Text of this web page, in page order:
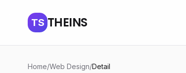
TS THEINS
Home/Web Design/Detail